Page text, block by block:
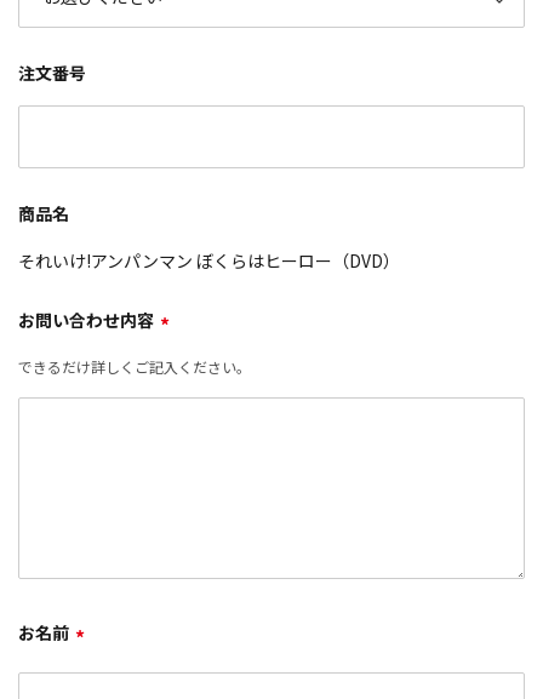
注文番号
商品名
それいけ!アンパンマン ぼくらはヒーロー（DVD）
お問い合わせ内容 *
できるだけ詳しくご記入ください。
お名前 *